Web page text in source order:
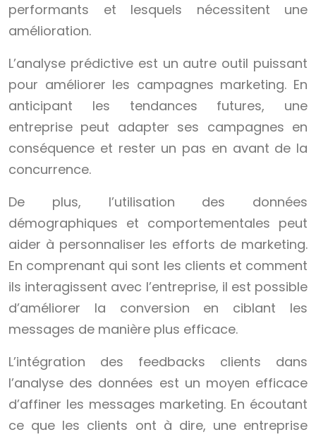
performants et lesquels nécessitent une
amélioration.
L’analyse prédictive est un autre outil puissant
pour améliorer les campagnes marketing. En
anticipant les tendances futures, une
entreprise peut adapter ses campagnes en
conséquence et rester un pas en avant de la
concurrence.
De plus, l’utilisation des données
démographiques et comportementales peut
aider à personnaliser les efforts de marketing.
En comprenant qui sont les clients et comment
ils interagissent avec l’entreprise, il est possible
d’améliorer la conversion en ciblant les
messages de manière plus efficace.
L’intégration des feedbacks clients dans
l’analyse des données est un moyen efficace
d’affiner les messages marketing. En écoutant
ce que les clients ont à dire, une entreprise